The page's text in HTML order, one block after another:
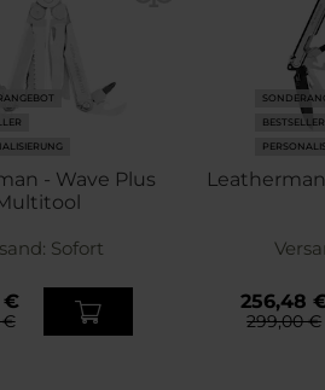
- Wave Plus
Sofort
€
€
BESTSELLER
256,48
299,00 €